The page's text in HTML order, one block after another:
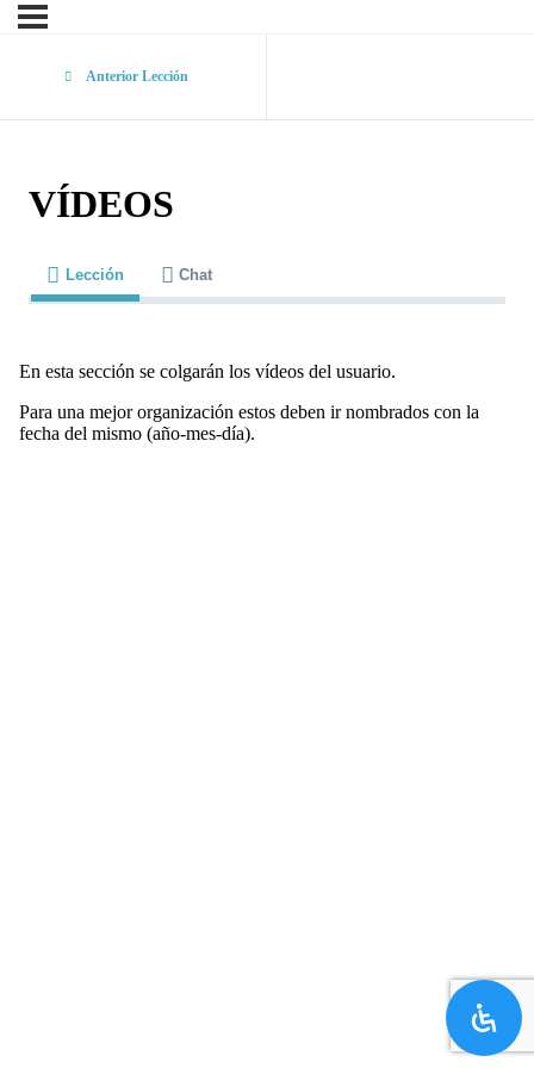
Anterior Lección
VÍDEOS
Lección Chat
En esta sección se colgarán los vídeos del usuario.
Para una mejor organización estos deben ir nombrados con la
fecha del mismo (año-mes-día).